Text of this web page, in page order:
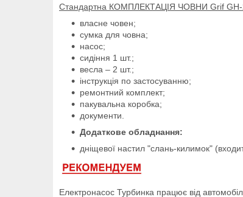
Стандартна КОМПЛЕКТАЦІЯ ЧОВНИ Grif GH-
власне човен;
сумка для човна;
насос;
сидіння 1 шт.;
весла – 2 шт.;
інструкція по застосуванню;
ремонтний комплект;
пакувальна коробка;
документи.
Додаткове обладнання:
дніщевої настил "слань-килимок"
Електронасос Турбинка працює від